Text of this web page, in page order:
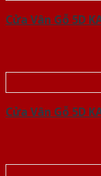
Cửa Vân Gỗ 5D
Cửa Vân Gỗ 5D